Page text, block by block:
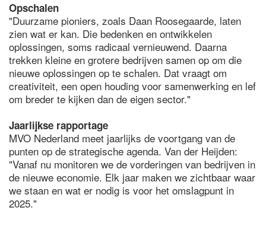
Opschalen
"Duurzame pioniers, zoals Daan Roosegaarde, laten
zien wat er kan. Die bedenken en ontwikkelen
oplossingen, soms radicaal vernieuwend. Daarna
trekken kleine en grotere bedrijven samen op om die
nieuwe oplossingen op te schalen. Dat vraagt om
creativiteit, een open houding voor samenwerking en lef
om breder te kijken dan de eigen sector."
Jaarlijkse rapportage
MVO Nederland meet jaarlijks de voortgang van de
punten op de strategische agenda. Van der Heijden:
"Vanaf nu monitoren we de vorderingen van bedrijven in
de nieuwe economie. Elk jaar maken we zichtbaar waar
we staan en wat er nodig is voor het omslagpunt in
2025."